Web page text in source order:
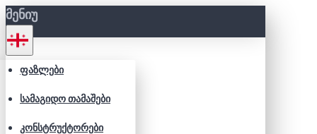
ᲛᲔᲜᲘᲣ
ᲤᲐᲖᲚᲔᲑᲘ
ᲡᲐᲛᲐᲒᲘᲓᲝ ᲗᲐᲛᲐᲨᲔᲑᲘ
ᲙᲝᲜᲡᲢᲠᲣᲥᲢᲝᲠᲔᲑᲘ